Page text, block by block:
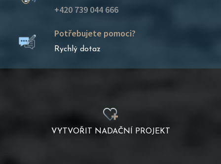
+420 739 044 666
Potřebujete pomoci?
Rychlý dotaz
VYTVOŘIT NADAČNÍ PROJEKT